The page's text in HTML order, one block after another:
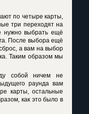
по четыре карты,
три переходят на
нужно выбрать ещё
После выбора ещё
а вам на выбор
Таким образом мы
собой ничем не
раунда вам
карты, остальные
как это было в